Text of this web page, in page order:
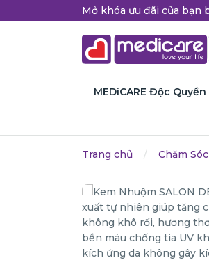
Mở khóa ưu đãi của bạn
MEDiCARE Độc Quyền
Trang chủ Chăm